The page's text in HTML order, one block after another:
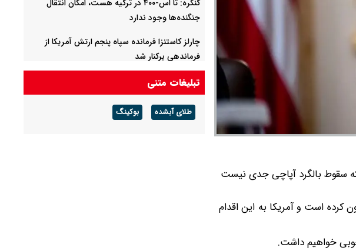
سقوط بالگرد آپاچی جدی نیست
کرده است و آمریکا به این اقدام
خواهیم داشت.
کنگره: تا اس-۴۰۰ در ترکیه هست، امکان انتقال
جنگنده‌ها وجود ندارد
چارلز کاستنزا فرمانده سپاه پنجم ارتش آمریکا از
فرماندهی برکنار شد
مسرور بارزانی: با اسرائیل رابطه‌ای نداریم/ هیچ
نیروی آمریکایی در پایگاه حریر حضور ندارد
تبلیغات متنی
طلای آبشده بوکینگ